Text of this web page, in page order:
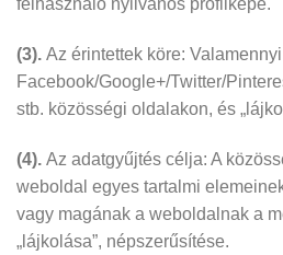
felhasználó nyilvános profilképe.
(3). Az érintettek köre:
Facebook/Google+/Twitter/
stb. közösségi oldalakon, és
(4). Az adatgyűjtés célja: A
weboldal egyes tartalmi
vagy magának a weboldalnak a
„lájkolása”, népszerűsítése.